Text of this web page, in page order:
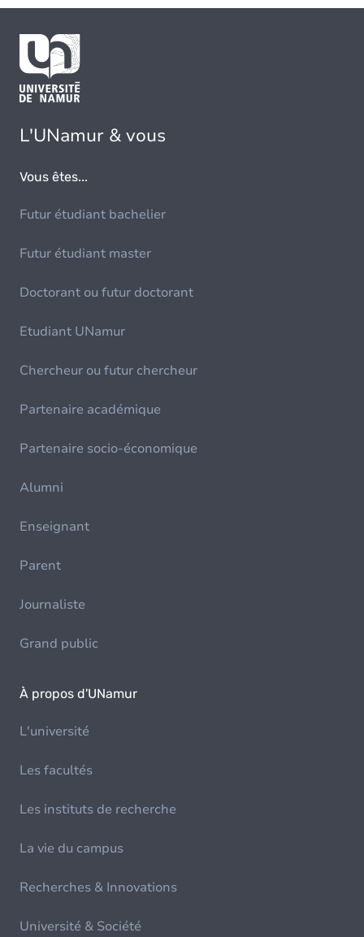
L'UNamur & vous
Vous êtes...
Futur étudiant bachelier
Futur étudiant master
Doctorant ou futur doctorant
Etudiant UNamur
Chercheur ou futur chercheur
Partenaire académique
Partenaire socio-économique
Alumni
Enseignant
Parent
Journaliste
Grand public
À propos d'UNamur
L'université
Les facultés
Les instituts de recherche
La vie du campus
Recherches & Innovations
Université & Société